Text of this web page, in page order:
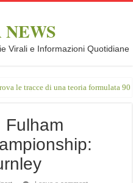
Virali e Informazioni Quotidiane
le tracce di una teoria formulata 90
Fulham